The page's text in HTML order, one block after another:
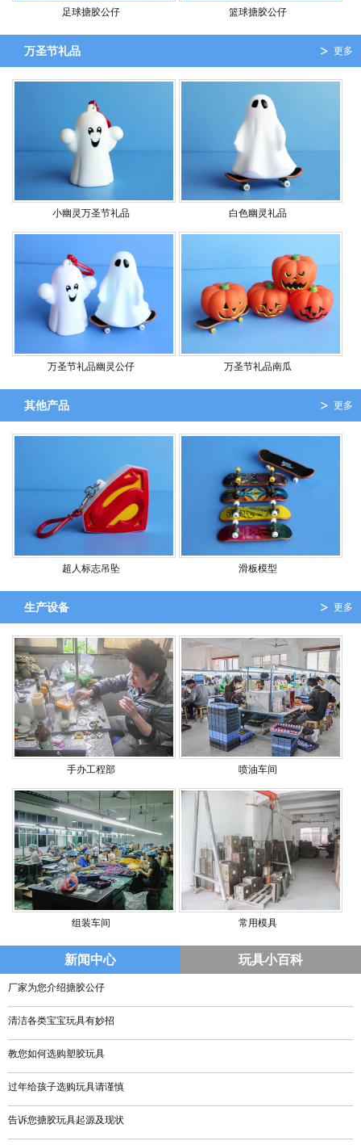
足球搪胶公仔 篮球搪胶公仔
更多
万圣节礼品
小幽灵万圣节礼品 白色幽灵礼品
万圣节礼品幽灵公仔 万圣节礼品南瓜
更多
其他产品
超人标志吊坠 滑板模型
更多
生产设备
手办工程部 喷油车间
组装车间 常用模具
新闻中心 玩具小百科
厂家为您介绍搪胶公仔
清洁各类宝宝玩具有妙招
教您如何选购塑胶玩具
过年给孩子选购玩具请谨慎
告诉您搪胶玩具起源及现状